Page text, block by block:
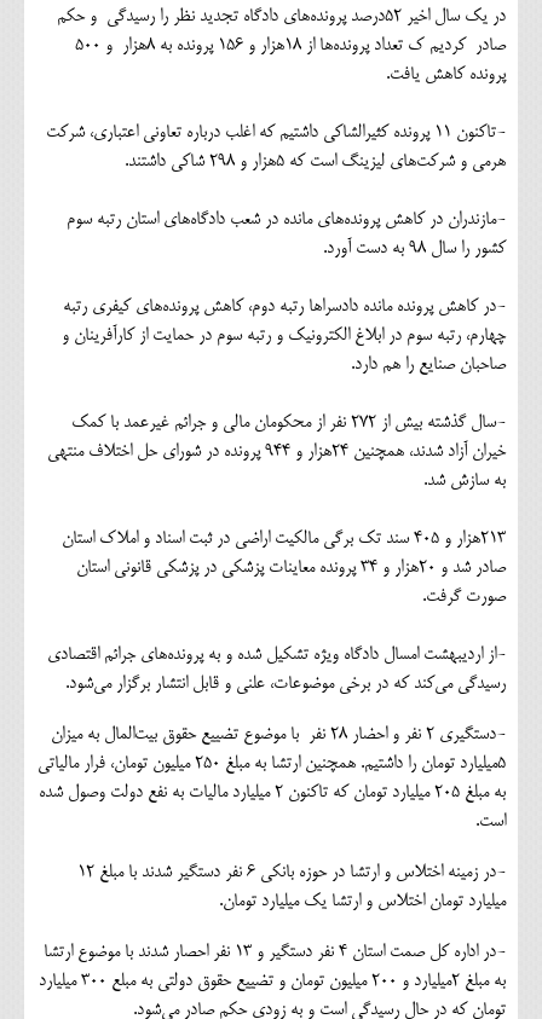
در یک سال اخیر ۵۲درصد پرونده‌های دادگاه تجدید نظر را رسیدگی و حکم
صادر کردیم ک تعداد پرونده‌ها از ۱۸هزار و ۱۵۶ پرونده به ۸هزار و ۵۰۰
پرونده کاهش یافت.
-تاکنون ۱۱ پرونده کثیر‌الشاکی داشتیم که اغلب درباره تعاونی اعتباری، شرکت
هرمی و شرکت‌های لیزینگ است که ۵هزار و ۲۹۸ شاکی داشتند.
-مازندران در کاهش پرونده‌های مانده در شعب دادگاه‌های استان رتبه سوم
کشور را سال ۹۸ به دست آورد.
-در کاهش پرونده مانده دادسراها رتبه دوم، کاهش پرونده‌های کیفری رتبه
چهارم، رتبه سوم در ابلاغ الکترونیک و رتبه سوم در حمایت از کارآفرینان و
صاحبان صنایع را هم دارد.
-سال گذشته بیش از ۲۷۲ نفر از محکومان مالی و جرائم غیرعمد با کمک
خیران آزاد شدند، همچنین ۲۴هزار و ۹۴۴ پرونده در شورای حل اختلاف منتهی
به سازش شد.
۲۱۳هزار و ۴۰۵ سند تک برگی مالکیت اراضی در ثبت اسناد و املاک استان
صادر شد و ۲۰هزار و ۳۴ پرونده معاینات پزشکی در پزشکی قانونی استان
صورت گرفت.
-از اردیبهشت امسال دادگاه ویژه تشکیل شده و به پرونده‌های جرائم اقتصادی
رسیدگی می‌کند که در برخی موضوعات، علنی و قابل انتشار برگزار می‌شود.
-دستگیری ۲ نفر و احضار ۲۸ نفر با موضوع تضییع حقوق بیت‌المال به میزان
۵میلیارد تومان را داشتیم. همچنین ارتشا به مبلغ ۲۵۰ میلیون تومان، فرار مالیاتی
به مبلغ ۲۰۵ میلیارد تومان که تاکنون ۲ میلیارد مالیات به نفع دولت وصول شده
است.
-در زمینه اختلاس و ارتشا در حوزه بانکی ۶ نفر دستگیر شدند با مبلغ ۱۲
میلیارد تومان اختلاس و ارتشا یک میلیارد تومان.
-در اداره کل صمت استان ۴ نفر دستگیر و ۱۳ نفر احصار شدند با موضوع ارتشا
به مبلغ ۲میلیارد و ۲۰۰ میلیون تومان و تضییع حقوق دولتی به مبلع ۳۰۰ میلیارد
تومان که در حال رسیدگی است و به زودی حکم صادر می‌شود.